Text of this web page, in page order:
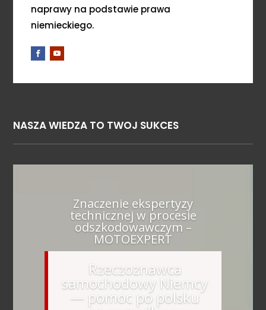
naprawy na podstawie prawa
niemieckiego.
NASZA WIEDZA TO TWOJ SUKCES
Znaczenie ekspertyzy
technicznej w procesie
odszkodowawczym –
MOTOEXPERT
Rzeczoznawca
samochodowy Niemcy
— pomoc po polsku